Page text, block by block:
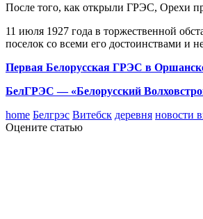
После того, как открыли ГРЭС, Орехи
11 июля 1927 года в торжественной
поселок со всеми его достоинствами
Первая Белорусская ГРЭС в
БелГРЭС — «Белорусский
home Белгрэс Витебск деревня новости
Оцените статью